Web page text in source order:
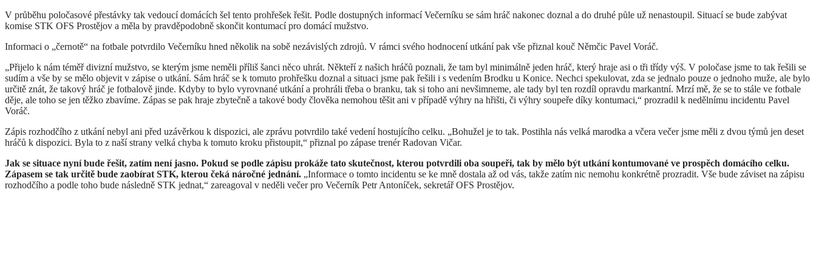
V průběhu poločasové přestávky tak vedoucí domácích šel tento prohřešek řešit. Podle dostupných informací Večerníku se sám hráč nakonec doznal a do druhé půle už nenastoupil. Situací se bude zabývat
komise STK OFS Prostějov a měla by pravděpodobně skončit kontumací pro domácí mužstvo.
Informaci o „černotě“ na fotbale potvrdilo Večerníku hned několik na sobě nezávislých zdrojů. V rámci svého hodnocení utkání pak vše přiznal kouč Němčic Pavel Voráč.
„Přijelo k nám téměř divizní mužstvo, se kterým jsme neměli příliš šanci něco uhrát. Někteří z našich hráčů poznali, že tam byl minimálně jeden hráč, který hraje asi o tři třídy výš. V poločase jsme to tak řešili se
sudím a vše by se mělo objevit v zápise o utkání. Sám hráč se k tomuto prohřešku doznal a situaci jsme pak řešili i s vedením Brodku u Konice. Nechci spekulovat, zda se jednalo pouze o jednoho muže, ale bylo
určitě znát, že takový hráč je fotbalově jinde. Kdyby to bylo vyrovnané utkání a prohráli třeba o branku, tak si toho ani nevšimneme, ale tady byl ten rozdíl opravdu markantní. Mrzí mě, že se to stále ve fotbale
děje, ale toho se jen těžko zbavíme. Zápas se pak hraje zbytečně a takové body člověka nemohou těšit ani v případě výhry na hřišti, či výhry soupeře díky kontumaci,“ prozradil k nedělnímu incidentu Pavel
Voráč.
Zápis rozhodčího z utkání nebyl ani před uzávěrkou k dispozici, ale zprávu potvrdilo také vedení hostujícího celku. „Bohužel je to tak. Postihla nás velká marodka a včera večer jsme měli z dvou týmů jen deset
hráčů k dispozici. Byla to z naší strany velká chyba k tomuto kroku přistoupit,“ přiznal po zápase trenér Radovan Vičar.
Jak se situace nyní bude řešit, zatím není jasno. Pokud se podle zápisu prokáže tato skutečnost, kterou potvrdili oba soupeři, tak by mělo být utkání kontumované ve prospěch domácího celku.
Zápasem se tak určitě bude zaobírat STK, kterou čeká náročné jednání. „Informace o tomto incidentu se ke mně dostala až od vás, takže zatím nic nemohu konkrétně prozradit. Vše bude záviset na zápisu
rozhodčího a podle toho bude následně STK jednat,“ zareagoval v neděli večer pro Večerník Petr Antoníček, sekretář OFS Prostějov.